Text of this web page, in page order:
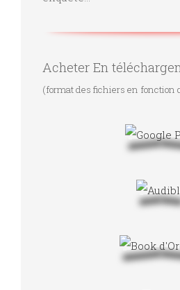
Acheter En
(format des fichiers en fonction